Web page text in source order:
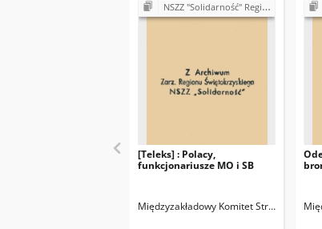
NSZZ "Solidarność" Region Świętokrzyski - teleksy (1981)
[Teleks] : Polacy,
funkcjonariusze MO i SB
Międzyzakładowy Komitet Strajkowy